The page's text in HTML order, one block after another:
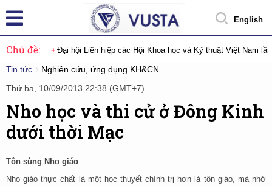
English
Chủ đề: Đại hội Liên hiệp các Hội Khoa học và Kỹ thuật Việt Nam
Tin tức
Nghiên cứu, ứng dụng KH&CN
Thứ ba, 10/09/2013 22:38 (GMT+7)
Nho học và thi cử ở Đông Kinh
dưới thời Mạc
Tôn sùng Nho giáo
Nho giáo thực chất là một học thuyết chính trị hơn là tôn giáo, mà nhờ